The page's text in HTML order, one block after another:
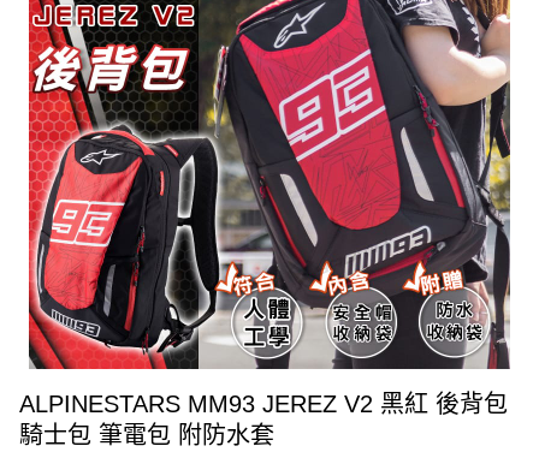
ALPINESTARS MM93 JEREZ V2 黑紅 後背包
騎士包 筆電包 附防水套